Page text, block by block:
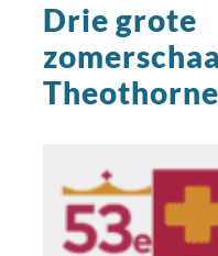
Drie grote